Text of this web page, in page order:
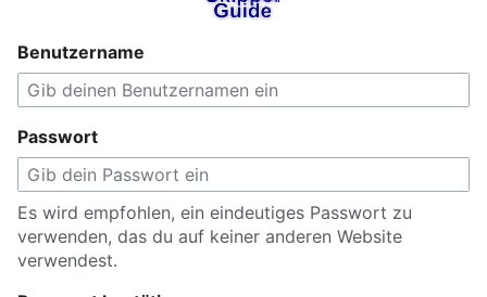
Benutzername
Passwort
Es wird empfohlen, ein eindeutiges Passwort zu
verwenden, das du auf keiner anderen Website
verwendest.